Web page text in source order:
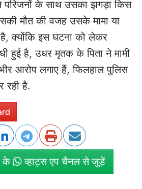
के साथ उसका झगड़ा किस
मौत की वजह उसके मामा या
क्योंकि इस घटना को लेकर
हुई है, उधर मृतक के पिता ने मामी
आरोप लगाए हैं, फिलहाल पुलिस
रही है.
के व्हाट्स एप चैनल से जुड़ें